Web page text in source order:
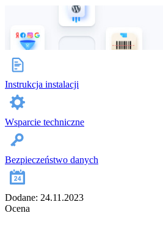
Instrukcja instalacji
Wsparcie techniczne
Bezpieczeństwo danych
Dodane: 24.11.2023
Ocena